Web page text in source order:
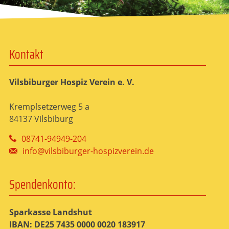
Kontakt
Vilsbiburger Hospiz Verein e. V.
Kremplsetzerweg 5 a
84137 Vilsbiburg
08741-94949-204
info@vilsbiburger-hospizverein.de
Spendenkonto:
Sparkasse Landshut
IBAN: DE25 7435 0000 0020 183917